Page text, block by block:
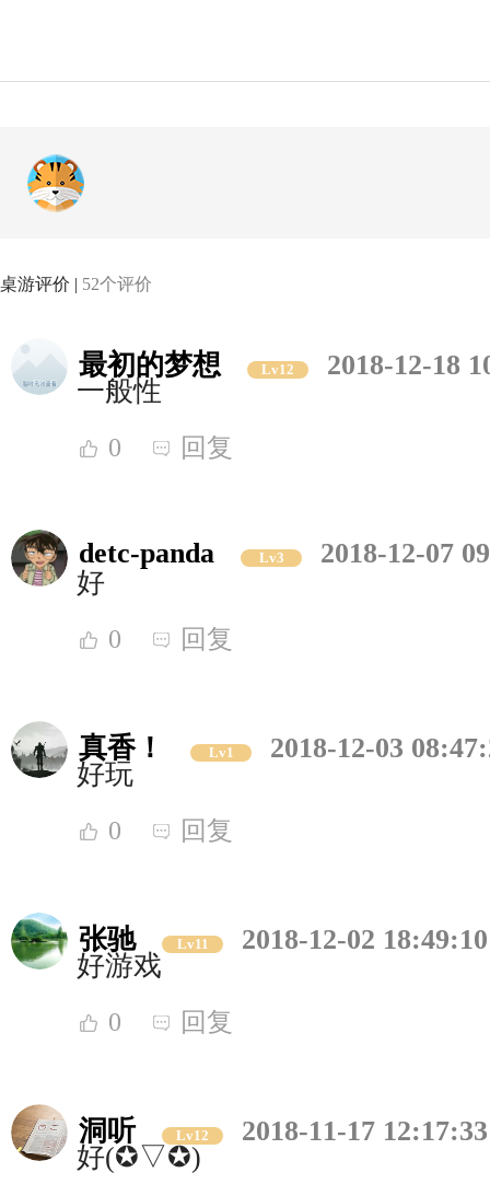
桌游评价 | 52个评价
最初的梦想 Lv12
2018-12-18
一般性
0 回复
detc-panda Lv3
2018-12-07
好
0 回复
真香！ Lv1
2018-12-03
好玩
0 回复
张驰 Lv11
2018-12-02 18:49:10
好游戏
0 回复
洞听 Lv12
2018-11-17 12:17:33
好(✪▽✪)